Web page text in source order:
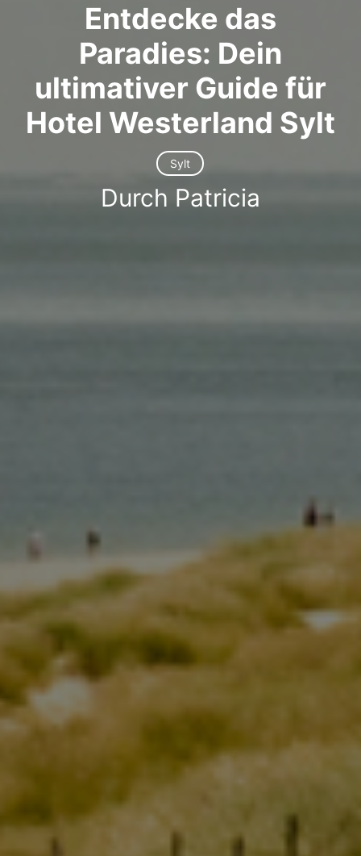
Entdecke das
Paradies: Dein
ultimativer Guide für
Hotel Westerland Sylt
Sylt
Durch Patricia